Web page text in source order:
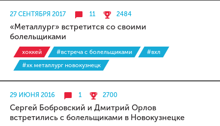
27 СЕНТЯБРЯ 2017 11 2484
«Металлург» встретится со своими
болельщиками
хоккей #встреча с болельщиками
#вхл
#хк металлург новокузнецк
29 ИЮНЯ 2016 1 2700
Сергей Бобровский и Дмитрий Орлов
встретились с болельщиками в Новокузнецке